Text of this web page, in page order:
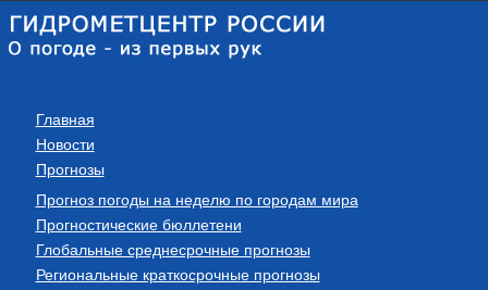
Главная
Новости
Прогнозы
Прогноз погоды на неделю по городам мира
Прогностические бюллетени
Глобальные среднесрочные прогнозы
Региональные краткосрочные прогнозы